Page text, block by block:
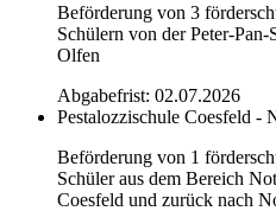
Beförderung von 3
Schülern von der Peter-
Olfen
Abgabefrist: 02.07.2026
Pestalozzischule Coesfeld -
Beförderung von 1
Schüler aus dem Bereich
Coesfeld und zurück nach